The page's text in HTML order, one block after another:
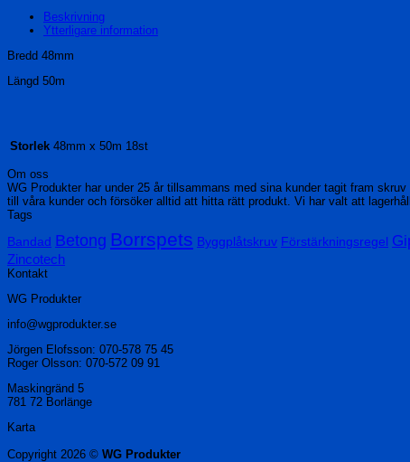
Beskrivning
Ytterligare information
Bredd 48mm
Längd 50m
Storlek 48mm x 50m 18st
Om oss
WG Produkter har under 25 år tillsammans med sina kunder tagit fram
till våra kunder och försöker alltid att hitta rätt produkt. Vi har valt att
Tags
Bandad Betong Borrspets Byggplåtskruv Förstärkningsregel
Zincotech
Kontakt
WG Produkter
info@wgprodukter.se
Jörgen Elofsson: 070-578 75 45
Roger Olsson: 070-572 09 91
Maskingränd 5
781 72 Borlänge
Karta
Copyright 2026 © WG Produkter